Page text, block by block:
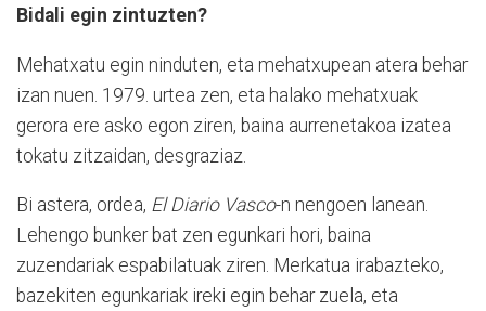
Bidali egin zintuzten?
Mehatxatu egin ninduten, eta mehatxupean atera behar
izan nuen. 1979. urtea zen, eta halako mehatxuak
gerora ere asko egon ziren, baina aurrenetakoa izatea
tokatu zitzaidan, desgraziaz.
Bi astera, ordea, El Diario Vasco-n nengoen lanean.
Lehengo bunker bat zen egunkari hori, baina
zuzendariak espabilatuak ziren. Merkatua irabazteko,
bazekiten egunkariak ireki egin behar zuela, eta